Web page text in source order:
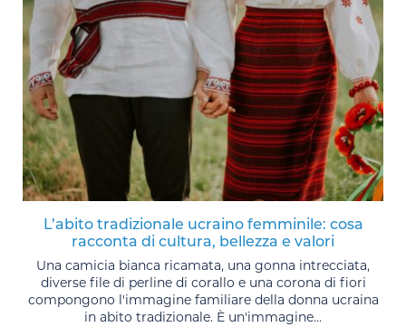
L’abito tradizionale ucraino femminile: cosa
racconta di cultura, bellezza e valori
Una camicia bianca ricamata, una gonna intrecciata,
diverse file di perline di corallo e una corona di fiori
compongono l'immagine familiare della donna ucraina
in abito tradizionale. È un'immagine...